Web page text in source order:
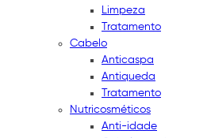
Limpeza
Tratamento
Cabelo
Anticaspa
Antiqueda
Tratamento
Nutricosméticos
Anti-idade